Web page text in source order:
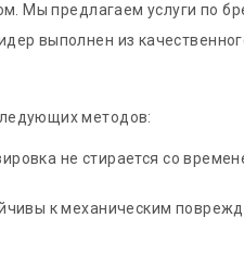
Мы предлагаем услуги по
выполнен из
методов:
не стирается со
к механическим